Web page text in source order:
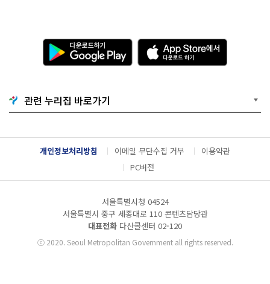
다
운
로
기
G
o
g
l
e
A
p
p
e
서
다
운
관련 누리집 바로가기
개인정보처리방침 이메일 무단수집 거부
이용약관
PC버전
서울특별시청 04524
서울특별시 중구 세종대로 110 콘텐츠담당관
대표전화 다산콜센터 02-120
ⓒ2020. Seoul Metropolitan Government all rights reserved.